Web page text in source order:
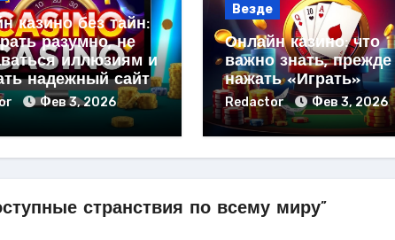
казино без тайн:
разумно, не
иллюзиям и
надежный сайт
Фев 3, 2026
Везде
Онлайн казино: что
важно знать,
нажать «Играть»
Redactor Фев 3, 2026
странствия по всему миру”